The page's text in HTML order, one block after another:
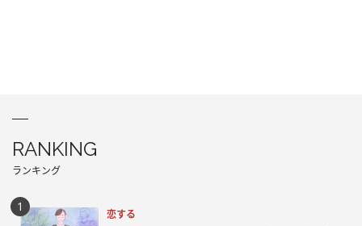
RANKING
ランキング
恋する